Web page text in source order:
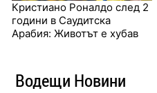
Кристиано Роналдо след 2
години в Саудитска
Арабия: Животът е хубав
Водещи Новини